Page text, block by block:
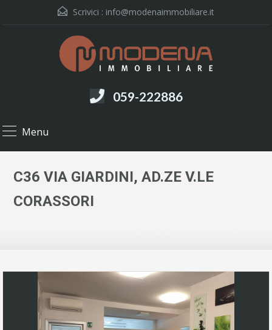
Scrivici : info@modenaimmobiliare.it
059-222886
Menu
C36 VIA GIARDINI, AD.ZE V.LE
CORASSORI